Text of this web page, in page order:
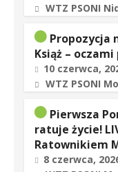
WTZ PSONI
Propozycja
Książ –
10 czerwca,
WTZ PSONI
Pierwsza
ratuje życie!
Ratownikiem
8 czerwca,